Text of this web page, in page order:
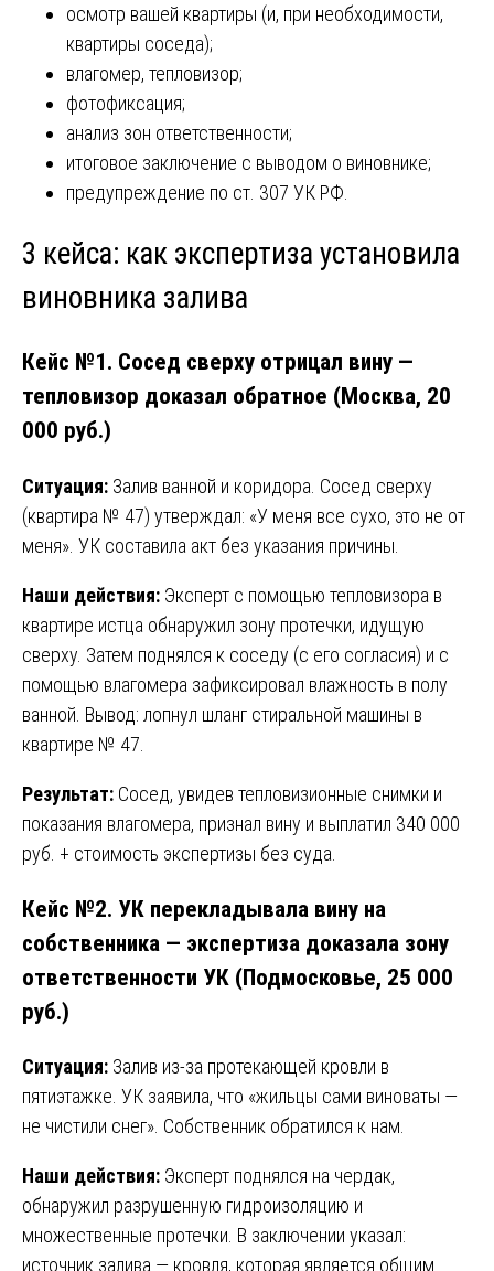
осмотр вашей квартиры (и, при необходимости,
квартиры соседа);
влагомер, тепловизор;
фотофиксация;
анализ зон ответственности;
итоговое заключение с выводом о виновнике;
предупреждение по ст. 307 УК РФ.
3 кейса: как экспертиза установила
виновника залива
Кейс №1. Сосед сверху отрицал вину —
тепловизор доказал обратное (Москва, 20
000 руб.)
Ситуация: Залив ванной и коридора. Сосед сверху
(квартира № 47) утверждал: «У меня все сухо, это не от
меня». УК составила акт без указания причины.
Наши действия: Эксперт с помощью тепловизора в
квартире истца обнаружил зону протечки, идущую
сверху. Затем поднялся к соседу (с его согласия) и с
помощью влагомера зафиксировал влажность в полу
ванной. Вывод: лопнул шланг стиральной машины в
квартире № 47.
Результат: Сосед, увидев тепловизионные снимки и
показания влагомера, признал вину и выплатил 340 000
руб. + стоимость экспертизы без суда.
Кейс №2. УК перекладывала вину на
собственника — экспертиза доказала зону
ответственности УК (Подмосковье, 25 000
руб.)
Ситуация: Залив из-за протекающей кровли в
пятиэтажке. УК заявила, что «жильцы сами виноваты —
не чистили снег». Собственник обратился к нам.
Наши действия: Эксперт поднялся на чердак,
обнаружил разрушенную гидроизоляцию и
множественные протечки. В заключении указал:
источник залива — кровля, которая является общим